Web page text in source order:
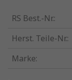
RS Best.-Nr.:
Herst. Teile-Nr.:
Marke: